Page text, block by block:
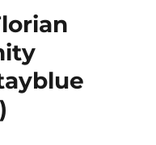
Software-
Cockpit